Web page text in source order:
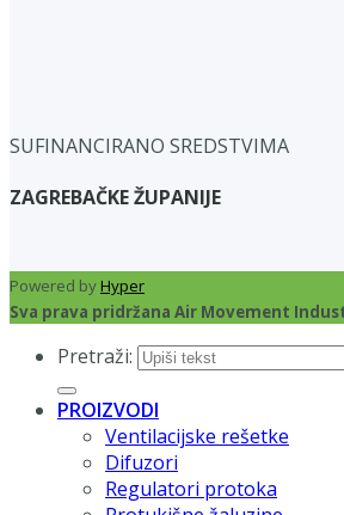
SUFINANCIRANO SREDSTVIMA
ZAGREBAČKE ŽUPANIJE
Powered byHyper
Sva prava pridržana Air Movement
Pretraži:
PROIZVODI
Ventilacijske rešetke
Difuzori
Regulatori protoka